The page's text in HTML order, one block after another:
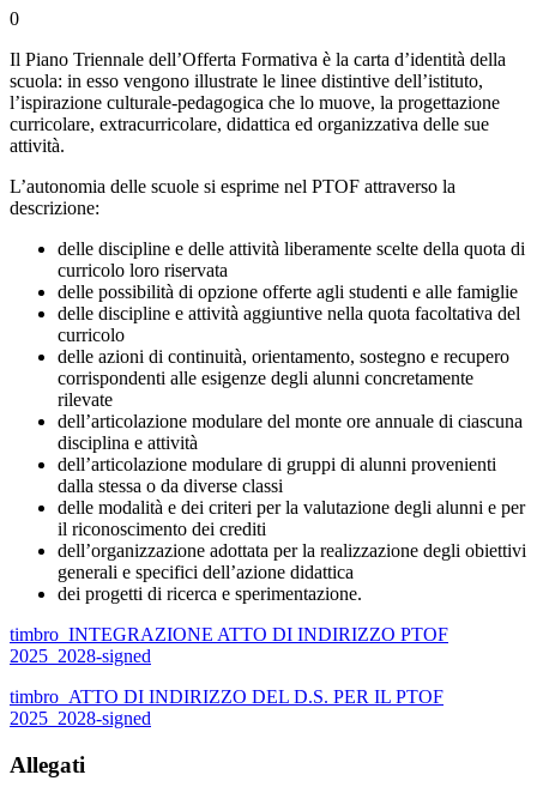
0
Il Piano Triennale dell’Offerta Formativa è la carta d’identità della
scuola: in esso vengono illustrate le linee distintive dell’istituto,
l’ispirazione culturale-pedagogica che lo muove, la progettazione
curricolare, extracurricolare, didattica ed organizzativa delle sue
attività.
L’autonomia delle scuole si esprime nel PTOF attraverso la
descrizione:
delle discipline e delle attività liberamente scelte della quota di
curricolo loro riservata
delle possibilità di opzione offerte agli studenti e alle famiglie
delle discipline e attività aggiuntive nella quota facoltativa del
curricolo
delle azioni di continuità, orientamento, sostegno e recupero
corrispondenti alle esigenze degli alunni concretamente
rilevate
dell’articolazione modulare del monte ore annuale di ciascuna
disciplina e attività
dell’articolazione modulare di gruppi di alunni provenienti
dalla stessa o da diverse classi
delle modalità e dei criteri per la valutazione degli alunni e per
il riconoscimento dei crediti
dell’organizzazione adottata per la realizzazione degli obiettivi
generali e specifici dell’azione didattica
dei progetti di ricerca e sperimentazione.
timbro_INTEGRAZIONE ATTO DI INDIRIZZO PTOF
2025_2028-signed
timbro_ATTO DI INDIRIZZO DEL D.S. PER IL PTOF
2025_2028-signed
Allegati